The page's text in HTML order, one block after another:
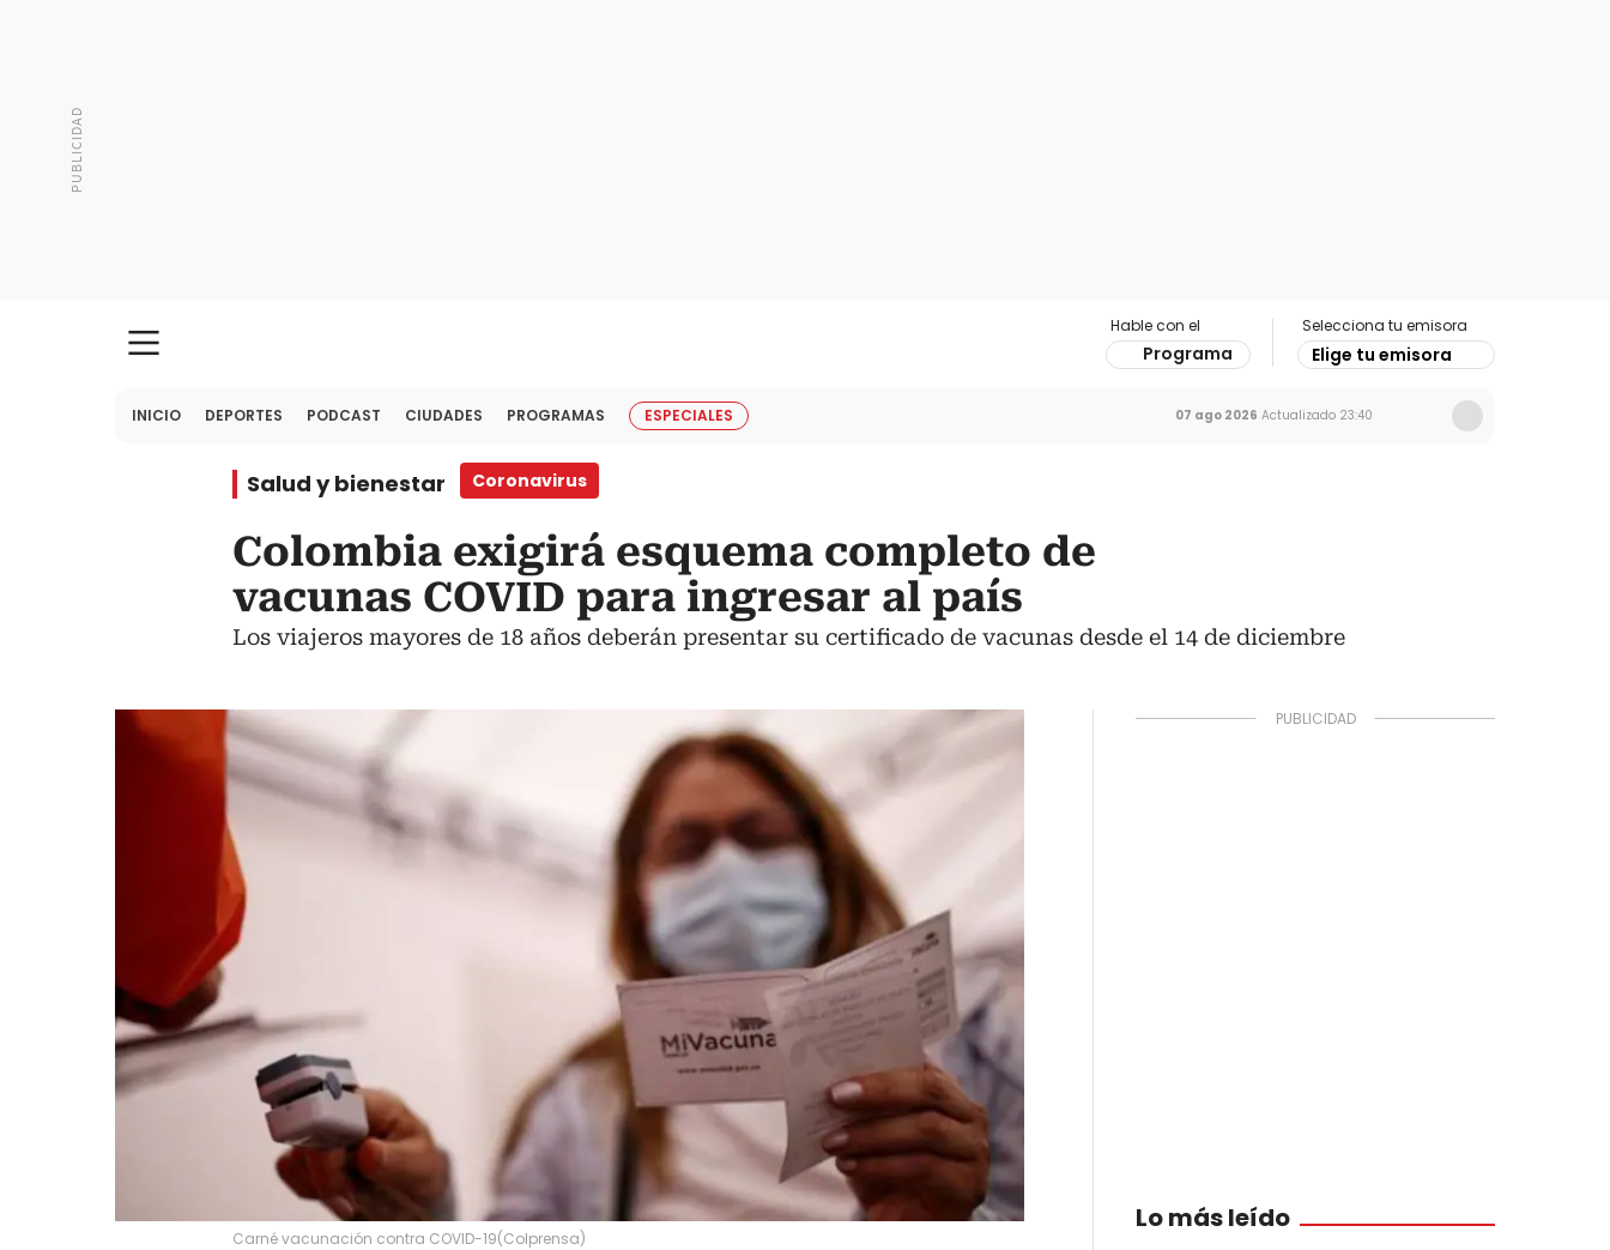
Hable con el
Programa
Selecciona tu emisora
Elige tu emisora
INICIO DEPORTES PODCAST CIUDADES PROGRAMAS ESPECIALES 07 ago 2026 Actualizado 23:40
Salud y bienestar Coronavirus
Colombia exigirá esquema completo de
vacunas COVID para ingresar al país
Los viajeros mayores de 18 años deberán presentar su certificado de vacunas desde el 14 de diciembre
Carné vacunación contra COVID-19(Colprensa)
Lo más leído